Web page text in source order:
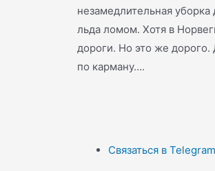
незамедлительная уборка
льда ломом. Хотя в
дороги. Но это же дорого.
по карману….
Связаться в Telegram